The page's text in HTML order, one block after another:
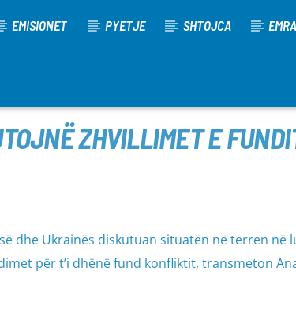
EMISIONET PYETJE SHTOJCA EMRA
ZHVILLIMET E
dhe Ukrainës diskutuan situatën në terren në
për t’i dhënë fund konfliktit, transmeton